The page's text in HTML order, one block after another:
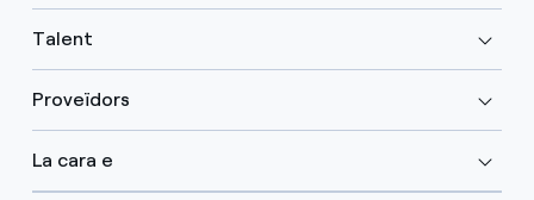
Talent
Proveïdors
La cara e